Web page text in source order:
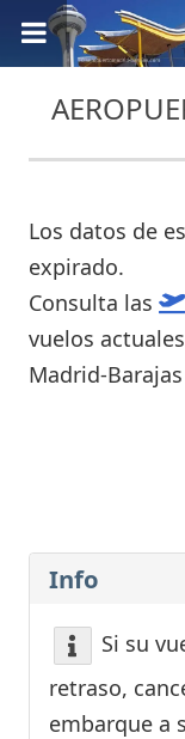
Los datos de
expirado.
Consulta las
vuelos
Madrid-
Info
Si su
retraso,
embarque a